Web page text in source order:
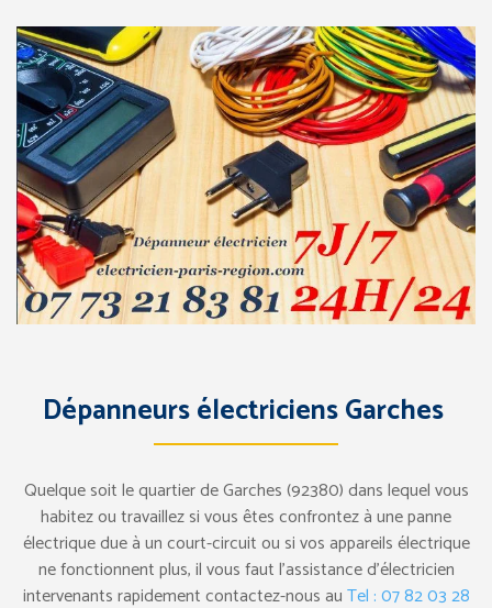
Dépanneurs électriciens Garches
Quelque soit le quartier de Garches (92380) dans lequel vous
habitez ou travaillez si vous êtes confrontez à une panne
électrique due à un court-circuit ou si vos appareils électrique
ne fonctionnent plus, il vous faut l’assistance d’électricien
intervenants rapidement contactez-nous auTel : 07 82 03 28